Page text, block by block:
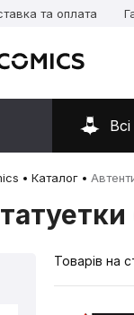
та оплата
Каталог
Товарів на